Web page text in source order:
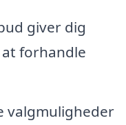
giver dig
forhandle
valgmuligheder